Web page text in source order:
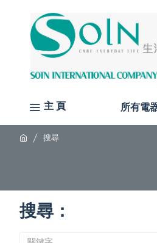
主 頁 所有電
搜尋
搜尋：